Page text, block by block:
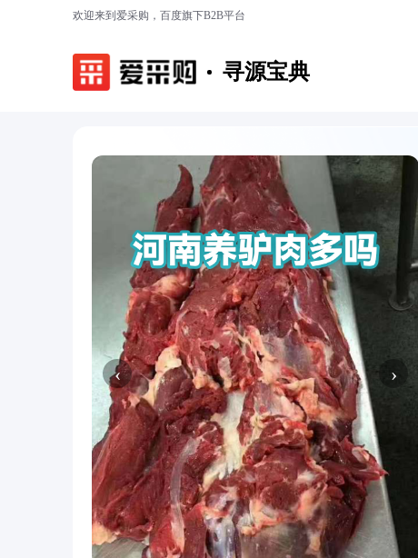
欢迎来到爱采购，百度旗下B2B平台
寻源宝典
‹ ›